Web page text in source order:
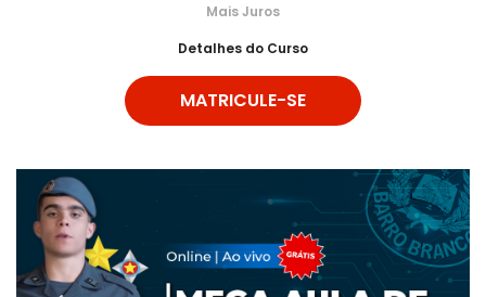
Mais Juros
Detalhes do Curso
MATRICULE-SE